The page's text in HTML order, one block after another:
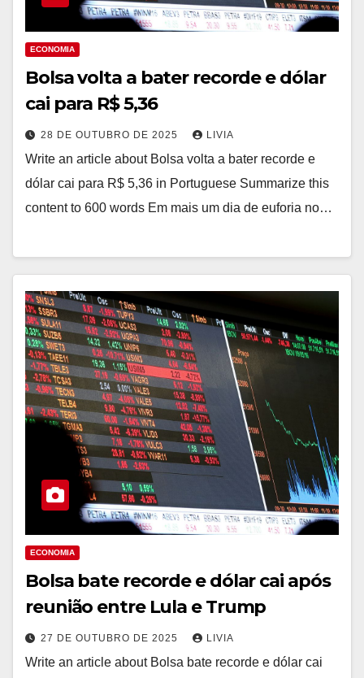
ECONOMIA
Bolsa volta a bater recorde e dólar
cai para R$ 5,36
28 DE OUTUBRO DE 2025 LIVIA
Write an article about Bolsa volta a bater recorde e
dólar cai para R$ 5,36 in Portuguese Summarize this
content to 600 words Em mais um dia de euforia no…
ECONOMIA
Bolsa bate recorde e dólar cai após
reunião entre Lula e Trump
27 DE OUTUBRO DE 2025 LIVIA
Write an article about Bolsa bate recorde e dólar cai